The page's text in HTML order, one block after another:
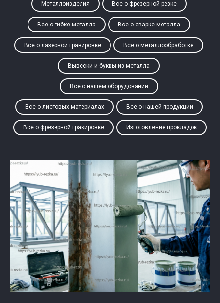
Металлоизделия Все о фрезерной резке
Все о гибке металла Все о сварке металла
Все о лазерной гравировке Все о металлообработке
Вывески и буквы из металла
Все о нашем оборудовании
Все о листовых материалах Все о нашей продукции
Все о фрезерной гравировке Изготовление прокладок